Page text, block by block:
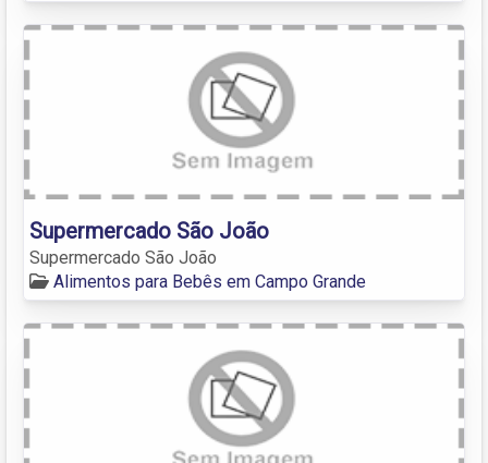
Supermercado São João
Supermercado São João
Alimentos para Bebês em Campo Grande